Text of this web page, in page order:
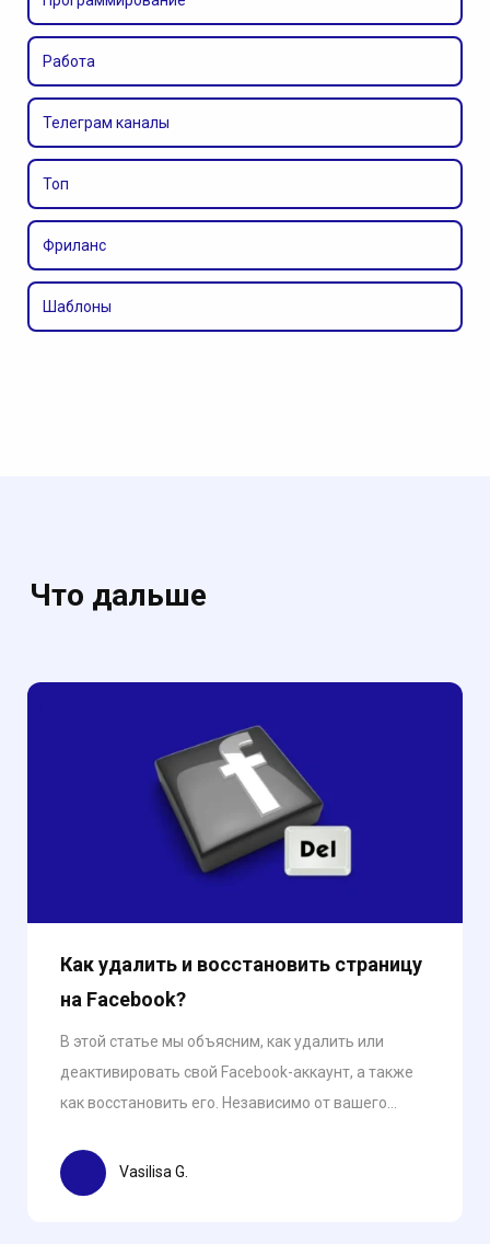
Работа
Телеграм каналы
Топ
Фриланс
Шаблоны
Что дальше
Как удалить и восстановить страницу
на Facebook?
В этой статье мы объясним, как удалить или
деактивировать свой Facebook-аккаунт, а также
как восстановить его. Независимо от вашего...
Vasilisa G.